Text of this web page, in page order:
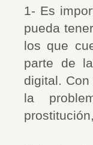
1- Es
pueda
los que
parte de
digital.
la